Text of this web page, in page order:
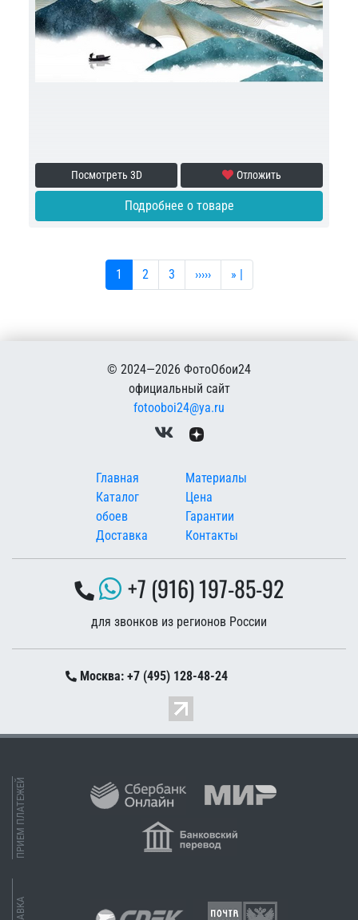
Посмотреть 3D Отложить
Подробнее о товаре
Текущая страница
1 Страница
2 Страница
3 Следующая страница
››››› Последняя страница
» |
© 2024—2026 ФотоОбои24
официальный сайт
fotooboi24@ya.ru
Меню в подвале
Главная
Каталог
обоев
Доставка
Материалы
Цена
Гарантии
Контакты
+7 (916) 197-85-92
для звонков из регионов России
Москва: +7 (495) 128-48-24
ПРИЕМ ПЛАТЕЖЕЙ